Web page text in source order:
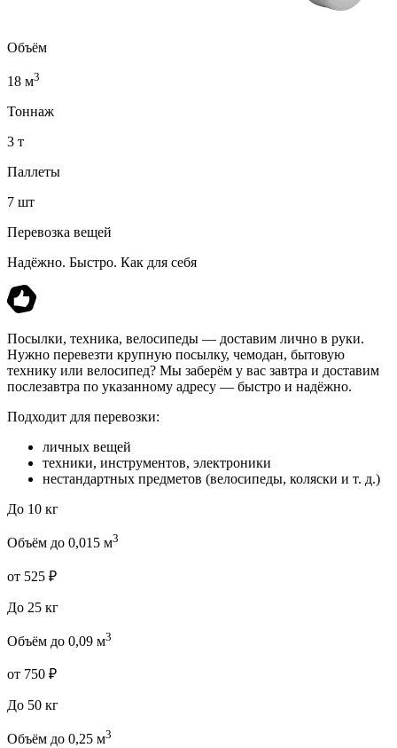
Объём
18 м3
Тоннаж
3 т
Паллеты
7 шт
Перевозка вещей
Надёжно. Быстро. Как для себя
Посылки, техника, велосипеды — доставим лично в руки.
Нужно перевезти крупную посылку, чемодан, бытовую
технику или велосипед? Мы заберём у вас завтра и доставим
послезавтра по указанному адресу — быстро и надёжно.
Подходит для перевозки:
личных вещей
техники, инструментов, электроники
нестандартных предметов (велосипеды, коляски и т. д.)
До 10 кг
Объём до 0,015 м3
от 525 ₽
До 25 кг
Объём до 0,09 м3
от 750 ₽
До 50 кг
Объём до 0,25 м3